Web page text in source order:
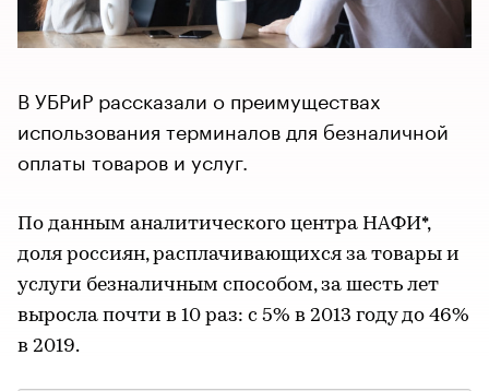
В УБРиР рассказали о преимуществах
использования терминалов для безналичной
оплаты товаров и услуг.
По данным аналитического центра НАФИ*,
доля россиян, расплачивающихся за товары и
услуги безналичным способом, за шесть лет
выросла почти в 10 раз: с 5% в 2013 году до 46%
в 2019.